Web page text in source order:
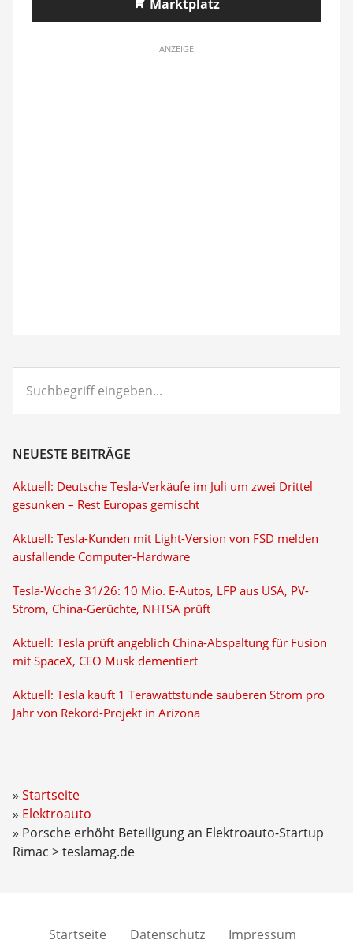
Marktplatz
ANZEIGE
eingeben...
NEUESTE BEITRÄGE
Aktuell: Deutsche Tesla-Verkäufe im Juli um zwei Drittel
gesunken – Rest Europas gemischt
Aktuell: Tesla-Kunden mit Light-Version von FSD melden
ausfallende Computer-Hardware
Tesla-Woche 31/26: 10 Mio. E-Autos, LFP aus USA, PV-
Strom, China-Gerüchte, NHTSA prüft
Aktuell: Tesla prüft angeblich China-Abspaltung für Fusion
mit SpaceX, CEO Musk dementiert
Aktuell: Tesla kauft 1 Terawattstunde sauberen Strom pro
Jahr von Rekord-Projekt in Arizona
Startseite
Elektroauto
Porsche erhöht Beteiligung an Elektroauto-Startup
Rimac > teslamag.de
Startseite Datenschutz Impressum